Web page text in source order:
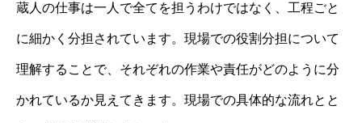
蔵人の仕事は一人で全てを担うわけではなく、工程ごと
に細かく分担されています。現場での役割分担について
理解することで、それぞれの作業や責任がどのように分
かれているか見えてきます。現場での具体的な流れとと